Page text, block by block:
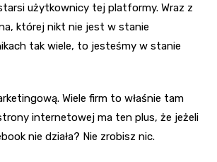
użytkownicy tej platformy. Wraz z
której nikt nie jest w stanie
tak wiele, to jesteśmy w stanie
Wiele firm to właśnie tam
internetowej ma ten plus, że jeżeli
nie działa? Nie zrobisz nic.